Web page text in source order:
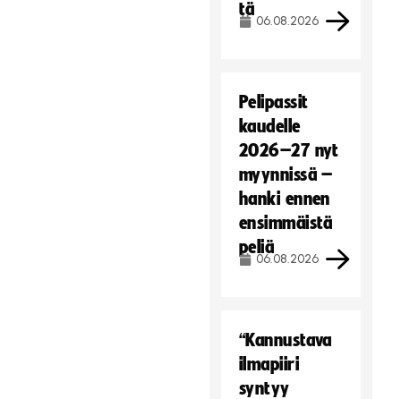
tä
06.08.2026
Pelipassit
kaudelle
2026–27 nyt
myynnissä –
hanki ennen
ensimmäistä
peliä
06.08.2026
“Kannustava
ilmapiiri
syntyy